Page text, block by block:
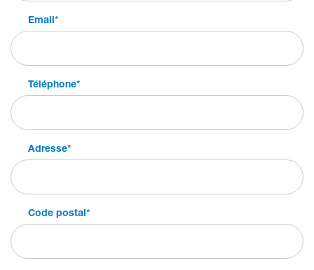
Email*
Téléphone*
Adresse*
Code postal*